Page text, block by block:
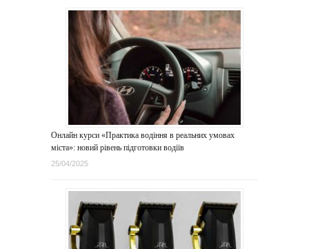
Онлайн курси «Практика водіння в реальних умовах
міста»: новий рівень підготовки водіїв
25/04/2025